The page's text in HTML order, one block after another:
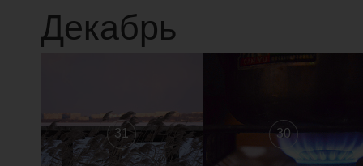
Декабрь
31 30